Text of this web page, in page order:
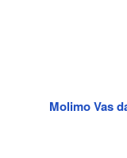
Molimo Vas